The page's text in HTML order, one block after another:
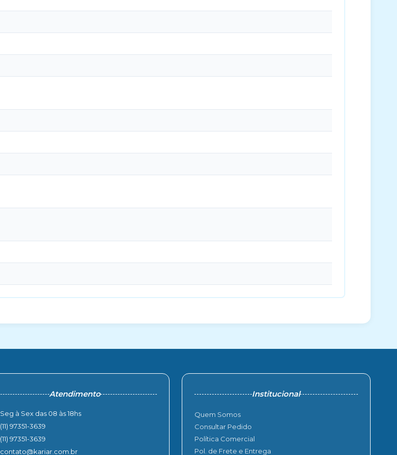
Atendimento
Seg à Sex das 08 às 18hs
(11) 97351-3639
(11) 97351-3639
contato@kariar.com.br
Institucional
Quem Somos
Consultar Pedido
Política Comercial
Pol. de Frete e Entrega